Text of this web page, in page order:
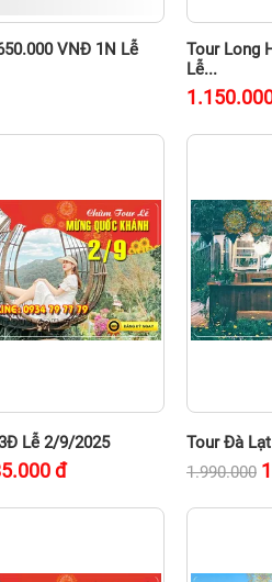
VNĐ 1N Lễ
Tour Long
Lễ...
Lễ 2/9/2025
đ
Tour Đà
1.990.000